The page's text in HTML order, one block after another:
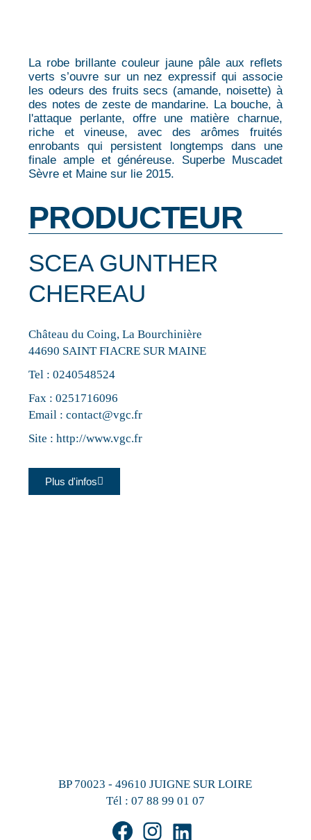
La robe brillante couleur jaune pâle aux reflets
verts s’ouvre sur un nez expressif qui associe
les odeurs des fruits secs (amande, noisette) à
des notes de zeste de mandarine. La bouche, à
l'attaque perlante, offre une matière charnue,
riche et vineuse, avec des arômes fruités
enrobants qui persistent longtemps dans une
finale ample et généreuse. Superbe Muscadet
Sèvre et Maine sur lie 2015.
PRODUCTEUR
SCEA GUNTHER
CHEREAU
Château du Coing, La Bourchinière
44690 SAINT FIACRE SUR MAINE
Tel :0240548524
Fax : 0251716096
Email :contact@vgc.fr
Site :http://www.vgc.fr
Plus d'infos
BP 70023 - 49610 JUIGNE SUR LOIRE
Tél : 07 88 99 01 07